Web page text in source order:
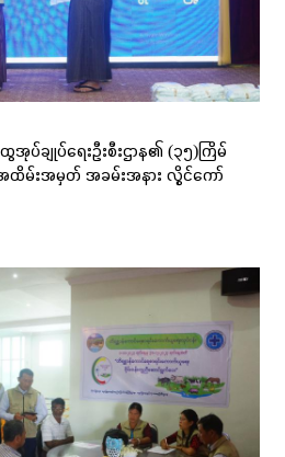
ချုပ်ရေးဦးစီးဌာန၏ (၃၅)ကြိမ်
မ်းအမှတ် အခမ်းအနား လွိုင်ကော်